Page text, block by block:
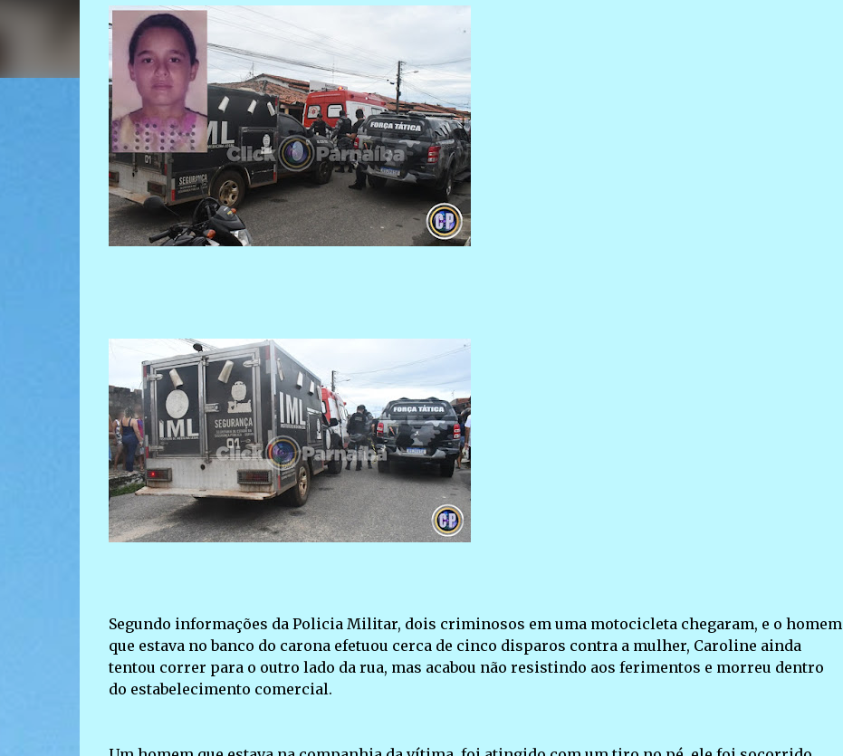
Segundo informações da Policia Militar, dois criminosos em uma motocicleta chegaram, e o homem
que estava no banco do carona efetuou cerca de cinco disparos contra a mulher, Caroline ainda
tentou correr para o outro lado da rua, mas acabou não resistindo aos ferimentos e morreu dentro
do estabelecimento comercial.